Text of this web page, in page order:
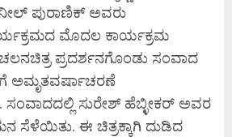
ಪುರಾಣಿಕ್ ಅವರು
ಮೊದಲ ಕಾರ್ಯಕ್ರಮ
ಪ್ರದರ್ಶನಗೊಂಡು ಸಂವಾದ
ಅಮೃತವರ್ಷಾಚರಣೆ
ಸುರೇಶ್ ಹೆಬ್ಳೀಕರ್ ಅವರ
ಸೆಳೆಯಿತು. ಈ ಚಿತ್ರಕ್ಕಾಗಿ ದುಡಿದ